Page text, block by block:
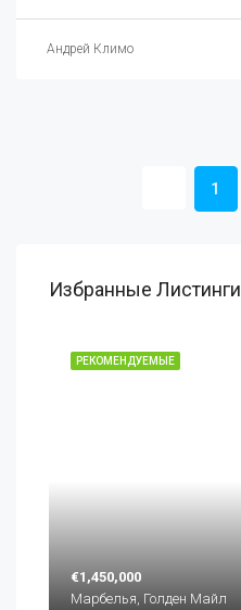
Андрей Климо
1
Избранные Листинги
РЕКОМЕНДУЕМЫЕ
€1,450,000
Марбелья, Голден Майл